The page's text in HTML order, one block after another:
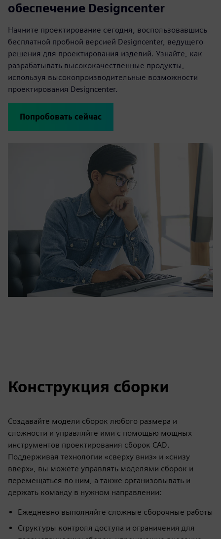
обеспечение Designcenter
Начните проектирование сегодня, воспользовавшись
бесплатной пробной версией Designcenter, ведущего
решения для проектирования изделий. Узнайте, как
разрабатывать высококачественные продукты,
используя высокопроизводительные возможности
проектирования Designcenter.
Попробовать сейчас
Конструкция сборки
Создавайте модели сборок любого размера и
сложности и управляйте ими с помощью мощных
инструментов проектирования сборок CAD.
Поддерживая технологии «сверху вниз» и «снизу
вверх», вы можете управлять моделями сборок и
перемещаться по ним, а также организовывать и
держать команду в нужном направлении:
Ежедневно выполняйте сложные сборочные работы
Структуры контроля доступа и ограничения для